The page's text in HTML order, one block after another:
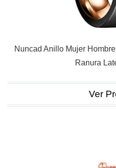
Nuncad Anillo Mujer
Ranura
Ver